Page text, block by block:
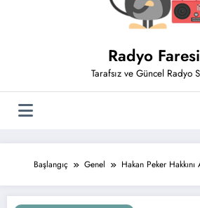
Radyo Faresi
Tarafsız ve Güncel Radyo
Başlangıç Genel Hakan Peker